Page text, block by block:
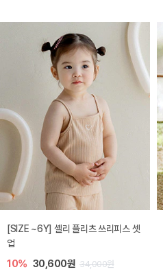
[SIZE ~6Y] 셸리 플리츠 쓰리피스 셋
업
10% 30,600원 34,000원